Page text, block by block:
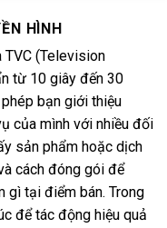
HÌNH
TVC (Television
từ 10 giây đến 30
bạn giới thiệu
của mình với nhiều đối
sản phẩm hoặc dịch
cách đóng gói để
gì tại điểm bán. Trong
để tác động hiệu quả